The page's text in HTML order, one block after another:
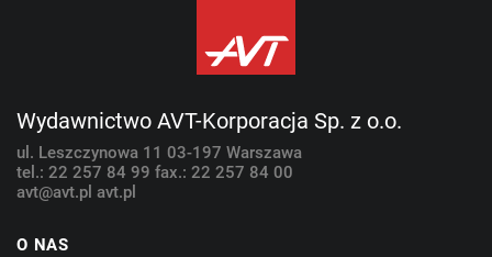
Wydawnictwo AVT-Korporacja Sp. z o.o.
ul. Leszczynowa 11 03-197 Warszawa
tel.: 22 257 84 99 fax.: 22 257 84 00
avt@avt.pl avt.pl
O NAS